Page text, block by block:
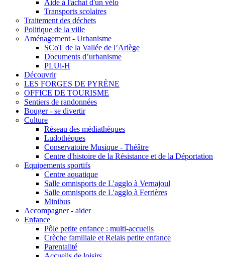
Aide à l'achat d'un vélo
Transports scolaires
Traitement des déchets
Politique de la ville
Aménagement - Urbanisme
SCoT de la Vallée de l’Ariège
Documents d’urbanisme
PLUi-H
Découvrir
LES FORGES DE PYRÈNE
OFFICE DE TOURISME
Sentiers de randonnées
Bouger - se divertir
Culture
Réseau des médiathèques
Ludothèques
Conservatoire Musique - Théâtre
Centre d'histoire de la Résistance et de la Déportation
Equipements sportifs
Centre aquatique
Salle omnisports de L'agglo à Vernajoul
Salle omnisports de L'agglo à Ferrières
Minibus
Accompagner - aider
Enfance
Pôle petite enfance : multi-accueils
Crèche familiale et Relais petite enfance
Parentalité